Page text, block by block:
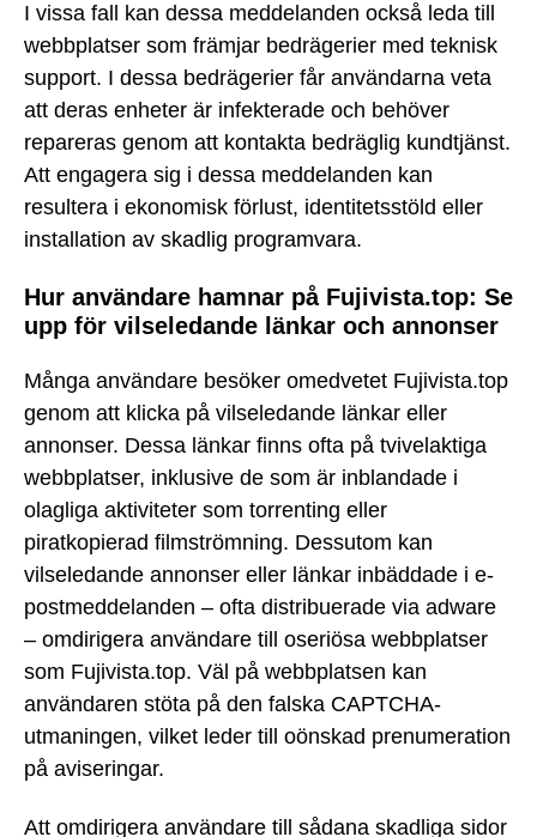
I vissa fall kan dessa meddelanden också leda till
webbplatser som främjar bedrägerier med teknisk
support. I dessa bedrägerier får användarna veta
att deras enheter är infekterade och behöver
repareras genom att kontakta bedräglig kundtjänst.
Att engagera sig i dessa meddelanden kan
resultera i ekonomisk förlust, identitetsstöld eller
installation av skadlig programvara.
Hur användare hamnar på Fujivista.top: Se
upp för vilseledande länkar och annonser
Många användare besöker omedvetet Fujivista.top
genom att klicka på vilseledande länkar eller
annonser. Dessa länkar finns ofta på tvivelaktiga
webbplatser, inklusive de som är inblandade i
olagliga aktiviteter som torrenting eller
piratkopierad filmströmning. Dessutom kan
vilseledande annonser eller länkar inbäddade i e-
postmeddelanden – ofta distribuerade via adware
– omdirigera användare till oseriösa webbplatser
som Fujivista.top. Väl på webbplatsen kan
användaren stöta på den falska CAPTCHA-
utmaningen, vilket leder till oönskad prenumeration
på aviseringar.
Att omdirigera användare till sådana skadliga sidor